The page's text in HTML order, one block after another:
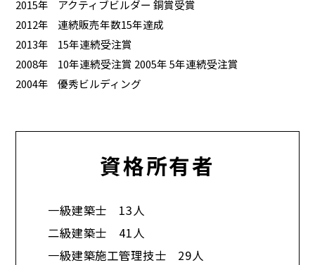
2015年
アクティブビルダー 銅賞受賞
2012年
連続販売年数15年達成
2013年
15年連続受注賞
2008年
10年連続受注賞 2005年 5年連続受注賞
2004年
優秀ビルディング
資格所有者
一級建築士 13人
二級建築士 41人
一級建築施工管理技士 29人